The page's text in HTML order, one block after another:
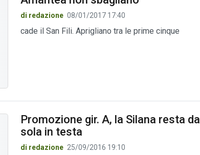
di redazione 08/01/2017 17:40
cade il San Fili. Aprigliano tra le prime cinque
Promozione gir. A, la Silana resta da
sola in testa
di redazione 25/09/2016 19:10